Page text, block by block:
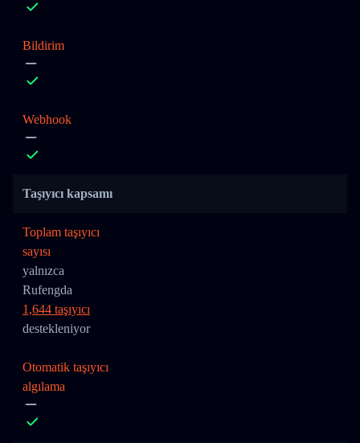
Bildirim
Webhook
Taşıyıcı kapsamı
Toplam taşıyıcı
sayısı
yalnızca
Rufengda
1,644 taşıyıcı
destekleniyor
Otomatik taşıyıcı
algılama